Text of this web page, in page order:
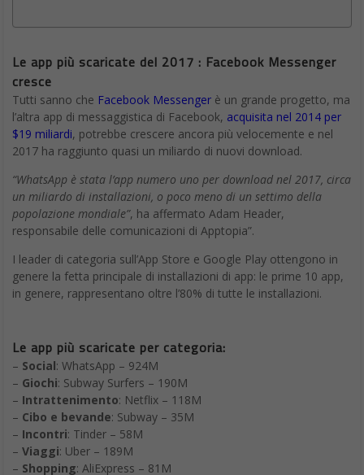
Le app più scaricate del 2017 : Facebook Messenger
cresce
Tutti sanno che Facebook Messenger è un grande progetto, ma
l’altra app di messaggistica di Facebook, acquisita nel 2014 per
$19 miliardi, potrebbe crescere ancora più velocemente e nel
2017 ha raggiunto quasi un miliardo di nuovi download.
“WhatsApp è stata l’app numero uno per download nel 2017, circa
un miliardo di installazioni, o poco meno di un settimo della
popolazione mondiale”, ha affermato Adam Header,
responsabile delle comunicazioni di Apptopia”.
I leader di categoria sull’App Store e Google Play ottengono in
genere la fetta principale di installazioni di app: le prime 10 app,
in genere, rappresentano oltre l’80% di tutte le installazioni.
Le app più scaricate per categoria:
– Social: WhatsApp – 924M
– Giochi: Subway Surfers – 190M
– Intrattenimento: Netflix – 118M
– Cibo e bevande: Subway – 35M
– Incontri: Tinder – 58M
– Viaggi: Uber – 189M
– Shopping: AliExpress – 81M